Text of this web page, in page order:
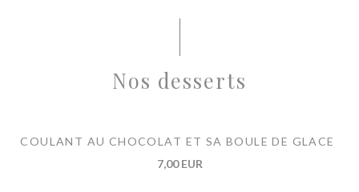
Nos desserts
COULANT AU CHOCOLAT ET SA BOULE DE GLACE
7,00 EUR